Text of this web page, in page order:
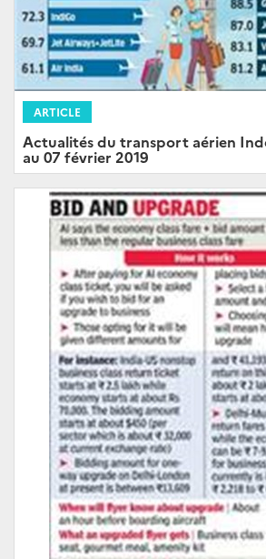
ARTICLE
Actualités du transport aérien
au 07 février 2019